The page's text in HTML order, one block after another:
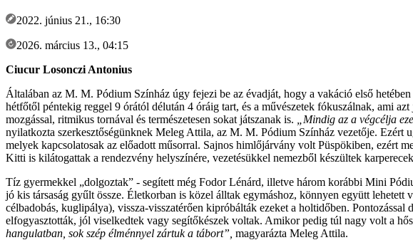
2022. június 21., 16:30
2026. március 13., 04:15
Ciucur Losonczi Antonius
Általában az M. M. Pódium Színház úgy fejezi be az évadját, hogy a vakáció első
hétfőtől péntekig reggel 9 órától délután 4 óráig tart, és a művészetek fókuszálnak, ami
mozgással, ritmikus tornával és természetesen sokat játszanak is.
„Mindig az a végcélja
nyilatkozta szerkesztőségünknek Meleg Attila, az M. M. Pódium Színház vezetője. Ezért
melyek kapcsolatosak az előadott műsorral. Sajnos himlőjárvány volt Püspökiben, ezért
Kitti is kilátogattak a rendezvény helyszínére, vezetésükkel nemezből készültek
Tíz gyermekkel „dolgoztak” - segített még Fodor Lénárd, illetve három korábbi Mini
jó kis társaság gyűlt össze. Életkorban is közel álltak egymáshoz, könnyen együtt
célbadobás, kuglipálya), vissza-visszatérően kipróbálták ezeket a holtidőben.
elfogyasztották, jól viselkedtek vagy segítőkészek voltak. Amikor pedig túl nagy volt a
hangulatban, sok szép élménnyel zártuk a tábort”, magyarázta Meleg Attila.